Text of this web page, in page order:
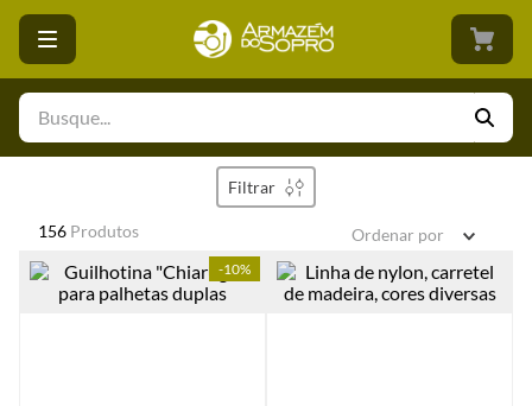
Filtrar
156 Produtos Ordenar por
-10%